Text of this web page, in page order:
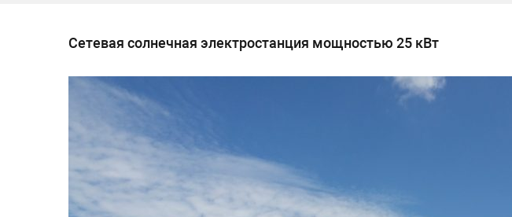
Сетевая солнечная электростанция мощностью 25 кВт